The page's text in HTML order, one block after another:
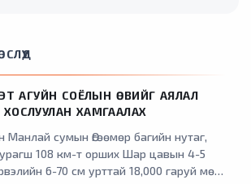
АГУЙН СОЁЛЫН ӨВИЙГ АЯЛАЛ
ХАМГААЛАХ
Манлай сумын Өгөөмөр багийн нутаг,
108 км-т орших Шар цавын 4-5
6-70 см урттай 18,000 гаруй мөр,